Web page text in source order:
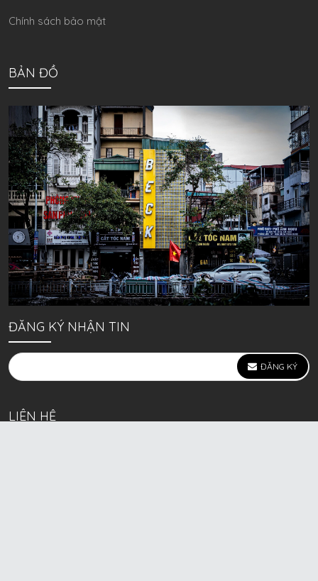
Chính sách bảo mật
BẢN ĐỒ
ĐĂNG KÝ NHẬN TIN
ĐĂNG KÝ
LIÊN HỆ